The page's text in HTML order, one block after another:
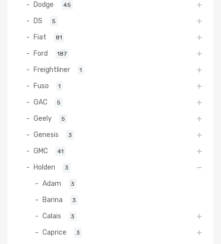
Dodge 45
DS 5
Fiat 81
Ford 187
Freightliner 1
Fuso 1
GAC 5
Geely 5
Genesis 3
GMC 41
Holden 3
Adam 3
Barina 3
Calais 3
Caprice 3